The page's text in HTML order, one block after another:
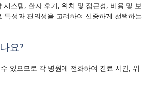
스템, 환자 후기, 위치 및 접근성, 비용 및 보
성과 편의성을 고려하여 신중하게 선택하는
요?
있으므로 각 병원에 전화하여 진료 시간, 위